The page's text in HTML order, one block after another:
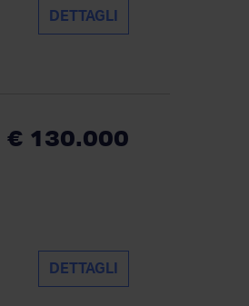
DETTAGLI
€ 130.000
DETTAGLI